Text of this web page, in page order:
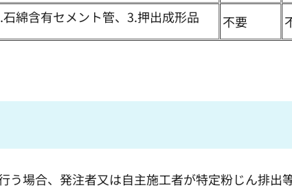
綿含有セメント管、3.押出成形品 不要
う場合、発注者又は自主施工者が特定粉じん排出